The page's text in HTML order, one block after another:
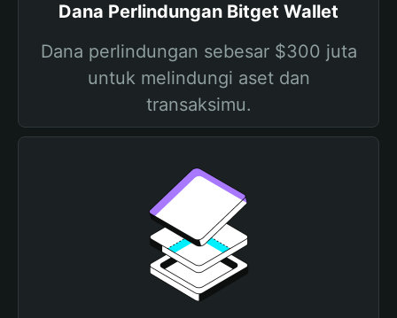
Dana Perlindungan Bitget Wallet
Dana perlindungan sebesar $300 juta
untuk melindungi aset dan
transaksimu.